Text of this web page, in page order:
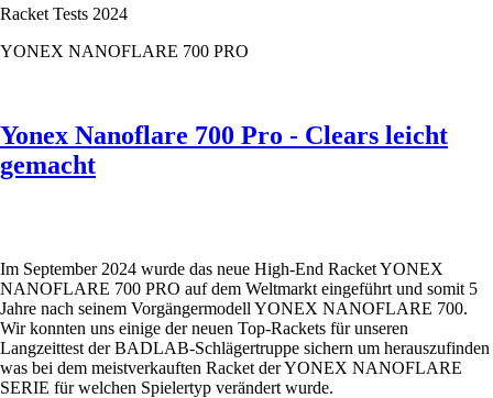
Racket Tests 2024
YONEX NANOFLARE 700 PRO
Yonex Nanoflare 700 Pro - Clears leicht
gemacht
Im September 2024 wurde das neue High-End Racket YONEX
NANOFLARE 700 PRO auf dem Weltmarkt eingeführt und somit 5
Jahre nach seinem Vorgängermodell YONEX NANOFLARE 700.
Wir konnten uns einige der neuen Top-Rackets für unseren
Langzeittest der BADLAB-Schlägertruppe sichern um herauszufinden
was bei dem meistverkauften Racket der YONEX NANOFLARE
SERIE für welchen Spielertyp verändert wurde.